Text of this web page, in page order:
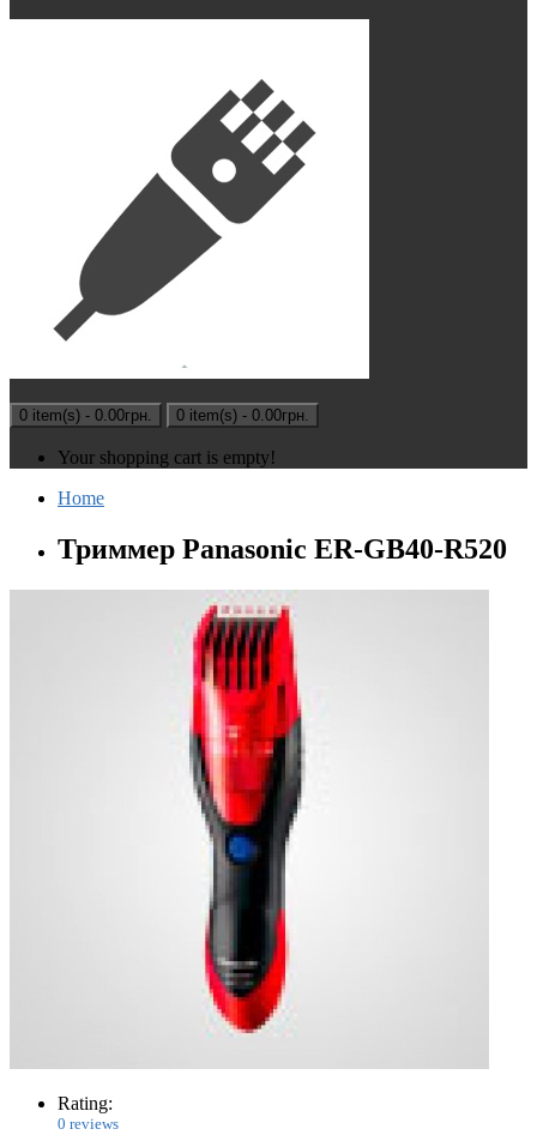
0 item(s) - 0.00грн. 0 item(s) - 0.00грн.
Your shopping cart is empty!
Home
Триммер Panasonic ER-GB40-R520
Rating:
0 reviews